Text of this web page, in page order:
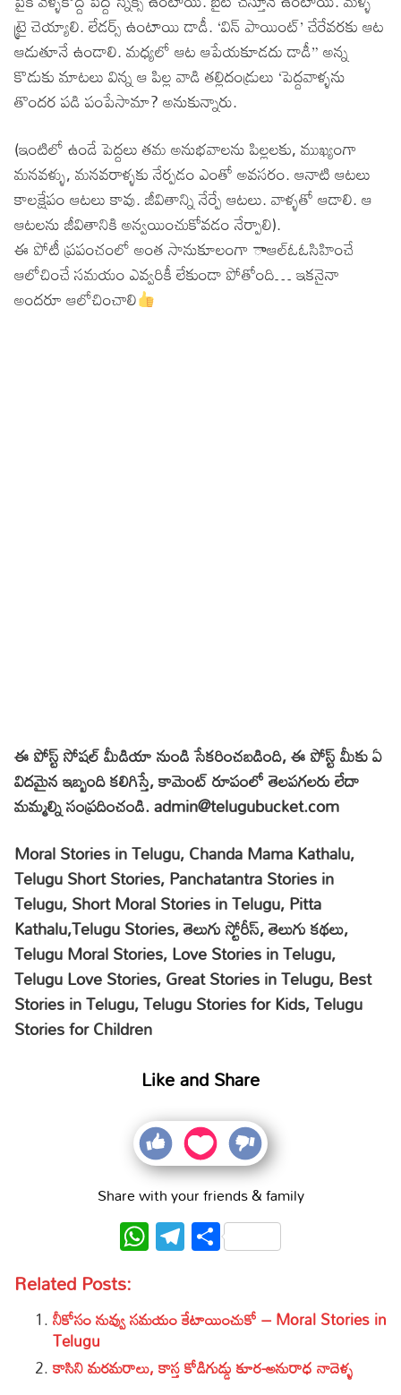
ట్రై చెయ్యాలి. లేడర్స్ ఉంటాయి డాడీ. ‘విన్ పాయింట్’ చేరేవరకు ఆట
ఆడుతూనే ఉండాలి. మధ్యలో ఆట ఆపేయకూడదు డాడీ” అన్న
కొడుకు మాటలు విన్న ఆ పిల్ల వాడి తల్లిదండ్రులు ‘పెద్దవాళ్ళను
తొందర పడి పంపేసామా? అనుకున్నారు.
(ఇంటిలో ఉండే పెద్దలు తమ అనుభవాలను పిల్లలకు, ముఖ్యంగా
మనవళ్ళు, మనవరాళ్ళకు నేర్పడం ఎంతో అవసరం. ఆనాటి ఆటలు
కాలక్షేపం ఆటలు కావు. జీవితాన్ని నేర్పే ఆటలు. వాళ్ళతో ఆడాలి. ఆ
ఆటలను జీవితానికి అన్వయించుకోవడం నేర్పాలి).
ఈ పోటీ ప్రపంచంలో అంత సానుకూలంగా ాఆల్ఓఓసిహించే
ఆలోచించే సమయం ఎవ్వరికీ లేకుండా పోతోంది… ఇకనైనా
అందరూ ఆలోచించాలి
ఈ పోస్ట్ సోషల్ మీడియా నుండి సేకరించబడింది, ఈ పోస్ట్ మీకు ఏ
విదమైన ఇబ్బందికలిగిస్తే, కామెంట్ రూపంలో తెలపగలరు లేదా
మమ్మల్ని సంప్రదించండి. admin@telugubucket.com
Moral Stories in Telugu, Chanda Mama Kathalu,
Telugu Short Stories, Panchatantra Stories in
Telugu, Short Moral Stories in Telugu, Pitta
Kathalu,Telugu Stories, తెలుగు స్టోరీస్, తెలుగు కథలు,
Telugu Moral Stories, Love Stories in Telugu,
Telugu Love Stories, Great Stories in Telugu, Best
Stories in Telugu, Telugu Stories for Kids, Telugu
Stories for Children
Like and Share
Share with your friends & family
WhatsApp
Telegram
Share
Related Posts:
నీకోసం నువ్వు సమయం కేటాయించుకో – Moral Stories in
Telugu
కాసిని మరమరాలు, కాస్త కోడిగుడ్డు కూర-అనురాధ నాదెళ్ళ